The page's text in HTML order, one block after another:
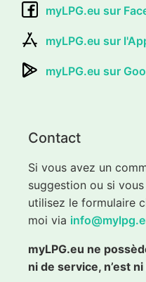
myLPG.eu sur
myLPG.eu sur
myLPG.eu sur
Contact
Si vous avez un
suggestion ou si
utilisez le formulaire
moi via
myLPG.eu ne
ni de service, n’est